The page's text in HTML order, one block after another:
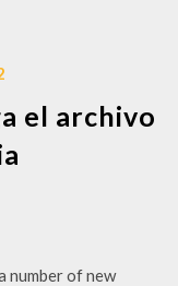
el archivo
number of new